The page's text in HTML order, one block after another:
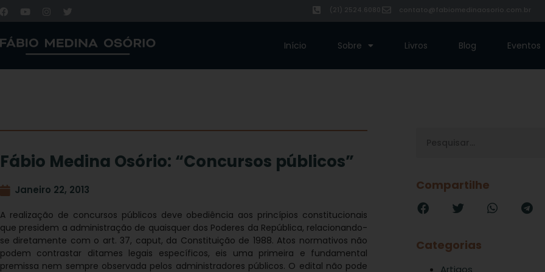
(21) 2524.6080 contato@fabiomedinaosorio.com.br
Início Sobre Livros Blog Eventos
Fábio Medina Osório: “Concursos públicos”
Janeiro 22, 2013
A realização de concursos públicos deve obediência aos princípios constitucionais
que presidem a administração de quaisquer dos Poderes da República, relacionando-
se diretamente com o art. 37, caput, da Constituição de 1988. Atos normativos não
podem contrastar ditames legais específicos, eis uma primeira e fundamental
premissa nem sempre observada pelos administradores públicos. O edital não pode
Compartilhe
Categorias
Artigos